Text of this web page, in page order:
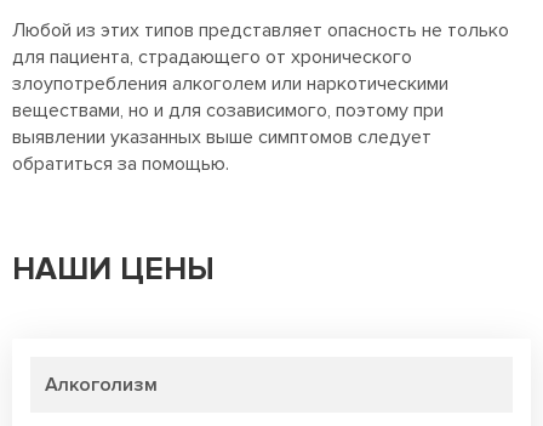
Любой из этих типов представляет опасность не только
для пациента, страдающего от хронического
злоупотребления алкоголем или наркотическими
веществами, но и для созависимого, поэтому при
выявлении указанных выше симптомов следует
обратиться за помощью.
НАШИ ЦЕНЫ
Алкоголизм